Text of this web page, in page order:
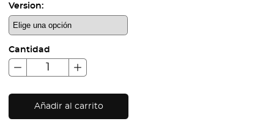
Version:
Cantidad
Añadir al carrito